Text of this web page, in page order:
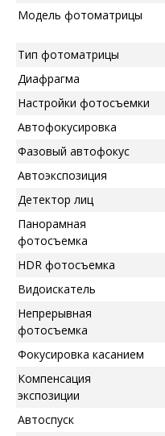
Модель фотоматрицы
Тип фотоматрицы
Диафрагма
Настройки фотосъемки
Автофокусировка
Фазовый автофокус
Автоэкспозиция
Детектор лиц
Панорамная
фотосъемка
HDR фотосъемка
Видоискатель
Непрерывная
фотосъемка
Фокусировка касанием
Компенсация
экспозиции
Автоспуск